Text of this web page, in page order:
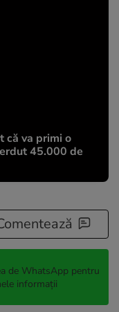
că va primi o
45.000 de
de WhatsApp pentru
informații